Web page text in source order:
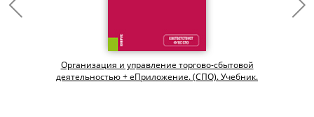
Организация и управление торгово-сбытовой
деятельностью + еПриложение. (СПО). Учебник.